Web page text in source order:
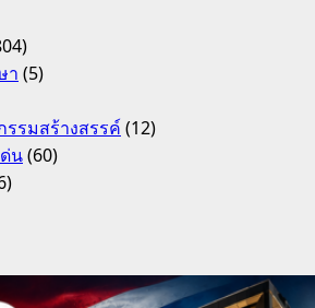
า (5)
รรมสร้างสรรค์(12)
น(60)